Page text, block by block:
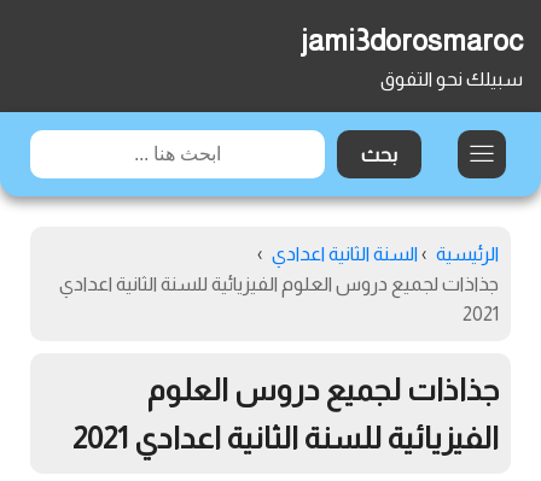
jami3dorosmaroc
سبيلك نحو التفوق
الرئيسية › السنة الثانية اعدادي ›
جذاذات لجميع دروس العلوم الفيزيائية للسنة الثانية اعدادي
2021
جذاذات لجميع دروس العلوم
الفيزيائية للسنة الثانية اعدادي 2021